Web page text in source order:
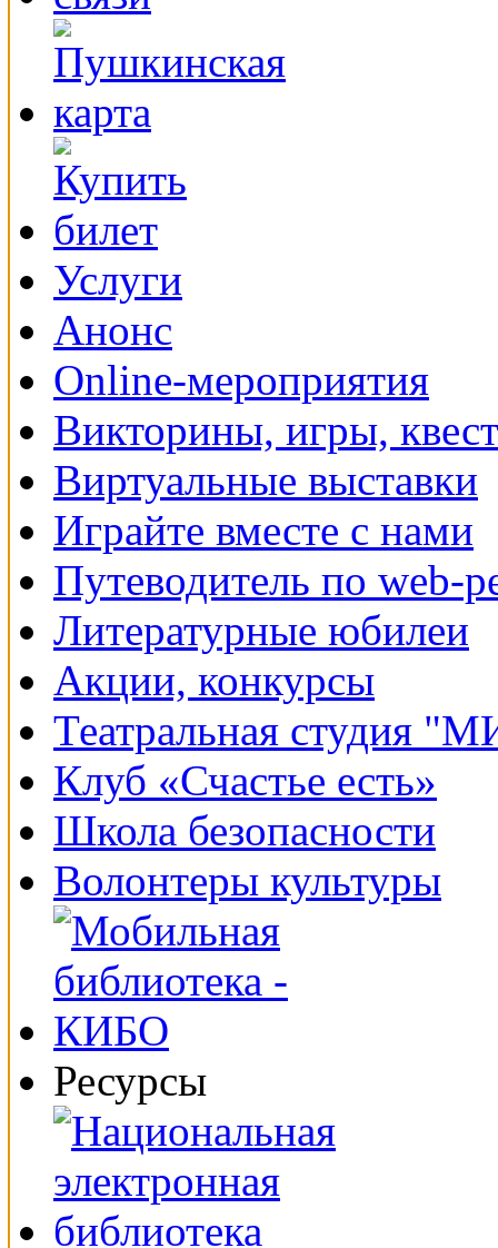
Услуги
Анонс
Online-мероприятия
Викторины, игры,
Виртуальные выставки
Играйте вместе с нами
Путеводитель по web-
Литературные юбилеи
Акции, конкурсы
Театральная студия
Клуб «Счастье есть»
Школа безопасности
Волонтеры культуры
Ресурсы